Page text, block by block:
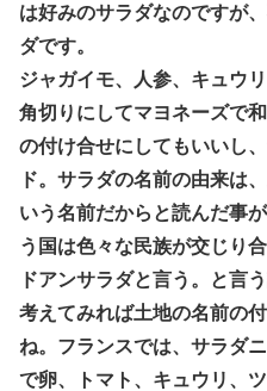
は好みのサラダなのですが
ダです。
ジャガイモ、人参、キュウ
角切りにしてマヨネーズで
の付け合せにしてもいいし
ド。サラダの名前の由来は
いう名前だからと読んだ事
う国は色々な民族が交じり
ドアンサラダと言う。と言
考えてみれば土地の名前の
ね。フランスでは、サラダ
で卵、トマト、キュウリ、